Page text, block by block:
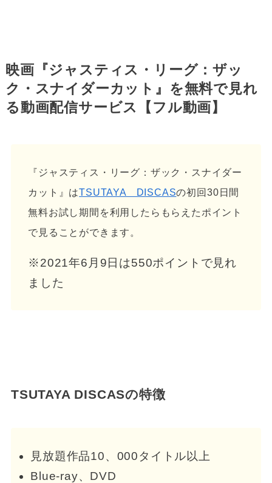
映画『ジャスティス・リーグ：ザッ
ク・スナイダーカット』を無料で見れ
る動画配信サービス【フル動画】
『ジャスティス・リーグ：ザック・スナイダー
カット』はTSUTAYA DISCASの初回30日間
無料お試し期間を利用したらもらえたポイント
で見ることができます。
※2021年6月9日は550ポイントで見れ
ました
TSUTAYA DISCASの特徴
見放題作品10、000タイトル以上
Blue-ray、DVD